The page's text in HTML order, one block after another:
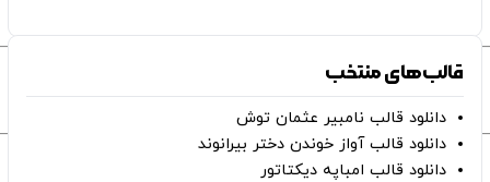
قالب‌های منتخب
دانلود قالب نامبیر عثمان ‌توش
دانلود قالب آواز خوندن دختر بیرانوند
دانلود قالب امباپه دیکتاتور